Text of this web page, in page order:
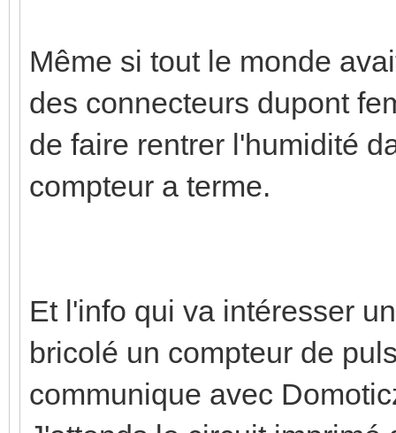
Même si tout le monde
des connecteurs dupont
de faire rentrer l'humidité
compteur a terme.
Et l'info qui va intéresser
bricolé un compteur de
communique avec